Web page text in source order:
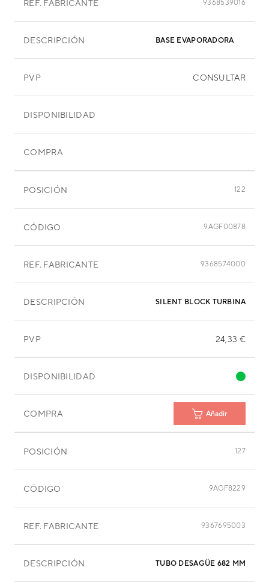
REF. FABRICANTE 9368539016
DESCRIPCIÓN BASE EVAPORADORA
PVP CONSULTAR
DISPONIBILIDAD
COMPRA
POSICIÓN 122
CÓDIGO 9AGF00878
REF. FABRICANTE 9368574000
DESCRIPCIÓN SILENT BLOCK TURBINA
PVP 24,33 €
DISPONIBILIDAD
COMPRA Añadir
POSICIÓN 127
CÓDIGO 9AGF8229
REF. FABRICANTE 9367695003
DESCRIPCIÓN TUBO DESAGÜE 682 MM